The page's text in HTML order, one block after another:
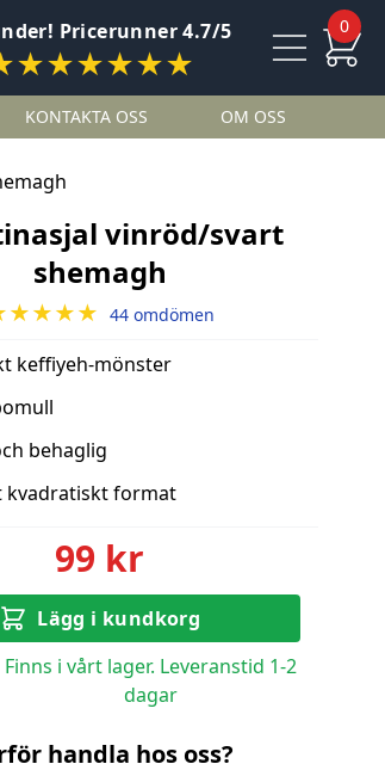
Pricerunner 4.7/5 0
KONTAKTA OSS OM OSS
vinröd/svart
shemagh
44 omdömen
keffiyeh-mönster
behaglig
kvadratiskt format
99 kr
Lägg i kundkorg
Finns i vårt lager. Leveranstid 1-2
dagar
handla hos oss?